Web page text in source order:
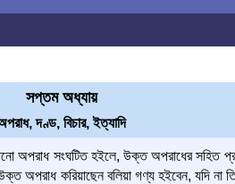
সপ্তম অধ্যায়
দণ্ড, বিচার, ইত্যাদি
সংঘটিত হইলে, উক্ত অপরাধের সহিত
অপরাধ করিয়াছেন বলিয়া গণ্য হইবেন, যদি